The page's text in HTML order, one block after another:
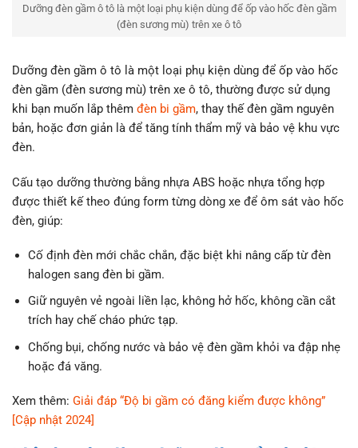
Dưỡng đèn gầm ô tô là một loại phụ kiện dùng để ốp vào hốc đèn gầm
(đèn sương mù) trên xe ô tô
Dưỡng đèn gầm ô tô là một loại phụ kiện dùng để ốp vào hốc
đèn gầm (đèn sương mù) trên xe ô tô, thường được sử dụng
khi bạn muốn lắp thêm đèn bi gầm, thay thế đèn gầm nguyên
bản, hoặc đơn giản là để tăng tính thẩm mỹ và bảo vệ khu vực
đèn.
Cấu tạo dưỡng thường bằng nhựa ABS hoặc nhựa tổng hợp
được thiết kế theo đúng form từng dòng xe để ôm sát vào hốc
đèn, giúp:
Cố định đèn mới chắc chắn, đặc biệt khi nâng cấp từ đèn
halogen sang đèn bi gầm.
Giữ nguyên vẻ ngoài liền lạc, không hở hốc, không cần cắt
trích hay chế cháo phức tạp.
Chống bụi, chống nước và bảo vệ đèn gầm khỏi va đập nhẹ
hoặc đá văng.
Xem thêm: Giải đáp “Độ bi gầm có đăng kiểm được không”
[Cập nhật 2024]